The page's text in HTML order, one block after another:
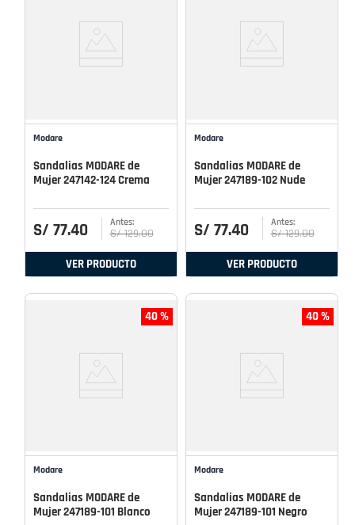
Modare
Sandalias MODARE de
Mujer 247142-124 Crema
S/ 77.40 S/ 129.00
VER PRODUCTO
Modare
Sandalias MODARE de
Mujer 247189-102 Nude
S/ 77.40 S/ 129.00
VER PRODUCTO
40 %
Modare
Sandalias MODARE de
Mujer 247189-101 Blanco
40 %
Modare
Sandalias MODARE de
Mujer 247189-101 Negro